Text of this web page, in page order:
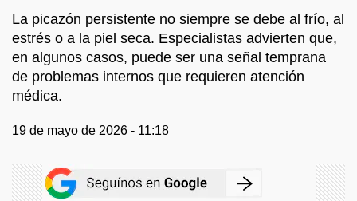
La picazón persistente no siempre se debe al frío, al
estrés o a la piel seca. Especialistas advierten que,
en algunos casos, puede ser una señal temprana
de problemas internos que requieren atención
médica.
19 de mayo de 2026 - 11:18